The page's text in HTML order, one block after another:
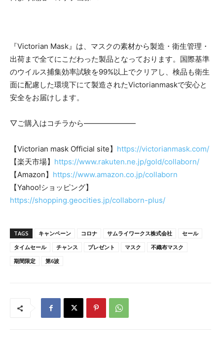
『Victorian Mask』は、マスクの素材から製造・衛生管理・
出荷まで全てにこだわった製品となっております。国際基準
のウイルス捕集効率試験を99%以上でクリアし、検品も衛生
面に配慮した環境下にて製造されたVictorianmaskで安心と
安全をお届けします。
▽ご購入はコチラから———————
【Victorian mask Official site】 https://victorianmask.com/
【楽天市場】 https://www.rakuten.ne.jp/gold/collaborn/
【Amazon】 https://www.amazon.co.jp/collaborn
【Yahoo!ショッピング】
https://shopping.geocities.jp/collaborn-plus/
TAGS キャンペーン コロナ サムライワークス株式会社
セール
タイムセール
チャンス プレゼント マスク
不織布マスク
期間限定
第6波